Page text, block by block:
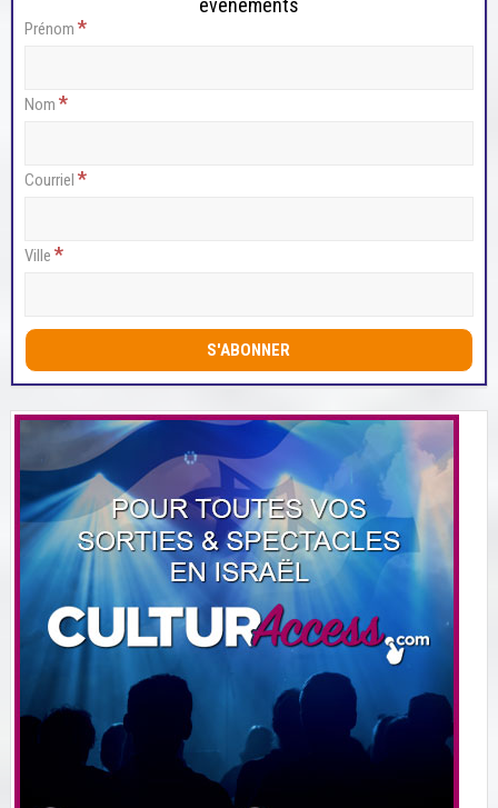
évènements
Prénom *
Nom *
Courriel *
Ville *